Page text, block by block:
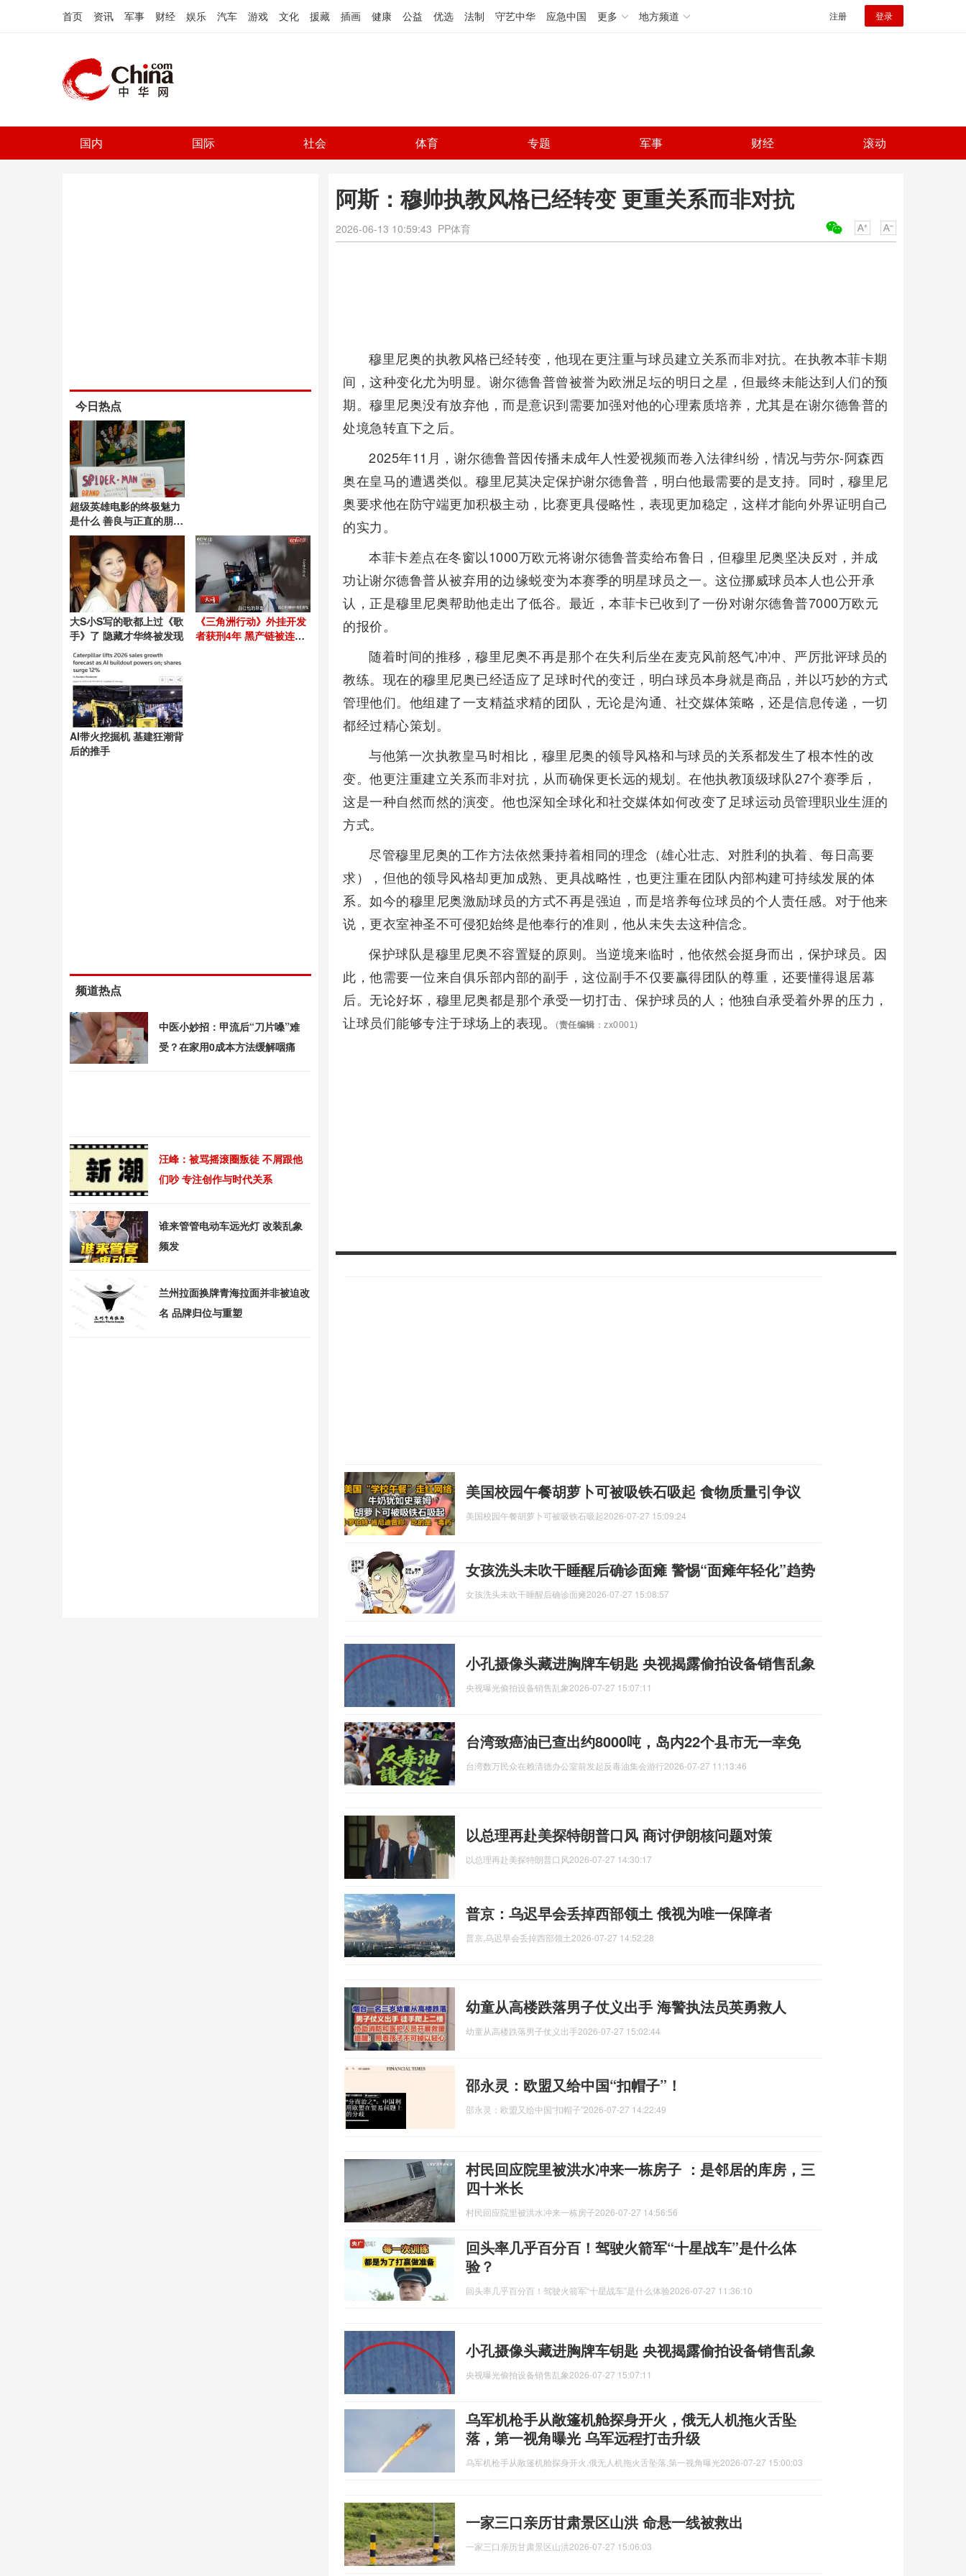
首页 资讯 军事 财经 娱乐 汽车 游戏 文化 援藏 插画 健康 公益 优选 法制 守艺中华 应急中国 更多 地方频道 注册 登录
国内 国际 社会 体育 专题 军事 财经 滚动
阿斯：穆帅执教风格已经转变 更重关系而非对抗
2026-06-13 10:59:43 PP体育
穆里尼奥的执教风格已经转变，他现在更注重与球员建立关系而非对抗。在执教本菲卡期
间，这种变化尤为明显。谢尔德鲁普曾被誉为欧洲足坛的明日之星，但最终未能达到人们的预
期。穆里尼奥没有放弃他，而是意识到需要加强对他的心理素质培养，尤其是在谢尔德鲁普的
处境急转直下之后。
2025年11月，谢尔德鲁普因传播未成年人性爱视频而卷入法律纠纷，情况与劳尔-阿森西
奥在皇马的遭遇类似。穆里尼莫决定保护谢尔德鲁普，明白他最需要的是支持。同时，穆里尼
奥要求他在防守端更加积极主动，比赛更具侵略性，表现更加稳定，这样才能向外界证明自己
的实力。
本菲卡差点在冬窗以1000万欧元将谢尔德鲁普卖给布鲁日，但穆里尼奥坚决反对，并成
功让谢尔德鲁普从被弃用的边缘蜕变为本赛季的明星球员之一。这位挪威球员本人也公开承
认，正是穆里尼奥帮助他走出了低谷。最近，本菲卡已收到了一份对谢尔德鲁普7000万欧元
的报价。
随着时间的推移，穆里尼奥不再是那个在失利后坐在麦克风前怒气冲冲、严厉批评球员的
教练。现在的穆里尼奥已经适应了足球时代的变迁，明白球员本身就是商品，并以巧妙的方式
管理他们。他组建了一支精益求精的团队，无论是沟通、社交媒体策略，还是信息传递，一切
都经过精心策划。
与他第一次执教皇马时相比，穆里尼奥的领导风格和与球员的关系都发生了根本性的改
变。他更注重建立关系而非对抗，从而确保更长远的规划。在他执教顶级球队27个赛季后，
这是一种自然而然的演变。他也深知全球化和社交媒体如何改变了足球运动员管理职业生涯的
方式。
尽管穆里尼奥的工作方法依然秉持着相同的理念（雄心壮志、对胜利的执着、每日高要
求），但他的领导风格却更加成熟、更具战略性，也更注重在团队内部构建可持续发展的体
系。如今的穆里尼奥激励球员的方式不再是强迫，而是培养每位球员的个人责任感。对于他来
说，更衣室神圣不可侵犯始终是他奉行的准则，他从未失去这种信念。
保护球队是穆里尼奥不容置疑的原则。当逆境来临时，他依然会挺身而出，保护球员。因
此，他需要一位来自俱乐部内部的副手，这位副手不仅要赢得团队的尊重，还要懂得退居幕
后。无论好坏，穆里尼奥都是那个承受一切打击、保护球员的人；他独自承受着外界的压力，
让球员们能够专注于球场上的表现。
(责任编辑 ：zx0001)
美国校园午餐胡萝卜可被吸铁石吸起 食物质量引争议
美国校园午餐胡萝卜可被吸铁石吸起2026-07-27 15:09:24
女孩洗头未吹干睡醒后确诊面瘫 警惕“面瘫年轻化”趋势
女孩洗头未吹干睡醒后确诊面瘫2026-07-27 15:08:57
小孔摄像头藏进胸牌车钥匙 央视揭露偷拍设备销售乱象
央视曝光偷拍设备销售乱象2026-07-27 15:07:11
台湾致癌油已查出约8000吨，岛内22个县市无一幸免
台湾数万民众在赖清德办公室前发起反毒油集会游行2026-07-27 11:13:46
以总理再赴美探特朗普口风 商讨伊朗核问题对策
以总理再赴美探特朗普口风2026-07-27 14:30:17
普京：乌迟早会丢掉西部领土 俄视为唯一保障者
普京,乌迟早会丢掉西部领土2026-07-27 14:52:28
幼童从高楼跌落男子仗义出手 海警执法员英勇救人
幼童从高楼跌落男子仗义出手2026-07-27 15:02:44
邵永灵：欧盟又给中国“扣帽子”！
邵永灵：欧盟又给中国“扣帽子”2026-07-27 14:22:49
村民回应院里被洪水冲来一栋房子 ：是邻居的库房，三
四十米长
村民回应院里被洪水冲来一栋房子2026-07-27 14:56:56
回头率几乎百分百！驾驶火箭军“十星战车”是什么体
验？
回头率几乎百分百！驾驶火箭军“十星战车”是什么体验2026-07-27 11:36:10
小孔摄像头藏进胸牌车钥匙 央视揭露偷拍设备销售乱象
央视曝光偷拍设备销售乱象2026-07-27 15:07:11
乌军机枪手从敞篷机舱探身开火，俄无人机拖火舌坠
落，第一视角曝光 乌军远程打击升级
乌军机枪手从敞篷机舱探身开火,俄无人机拖火舌坠落,第一视角曝光2026-07-27 15:00:03
一家三口亲历甘肃景区山洪 命悬一线被救出
一家三口亲历甘肃景区山洪2026-07-27 15:06:03
今日热点
超级英雄电影的终极魅力
是什么 善良与正直的朋克
精神
大S小S写的歌都上过《歌
手》了 隐藏才华终被发现
《三角洲行动》外挂开发
者获刑4年 黑产链被连根
AI带火挖掘机 基建狂潮背
后的推手
频道热点
中医小妙招：甲流后“刀片嗓”难
受？在家用0成本方法缓解咽痛
汪峰：被骂摇滚圈叛徒 不屑跟他
们吵 专注创作与时代关系
谁来管管电动车远光灯 改装乱象
频发
兰州拉面换牌青海拉面并非被迫改
名 品牌归位与重塑